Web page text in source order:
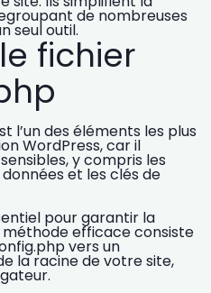
de nombreuses
seul outil.
fichier
l’un des éléments les plus
WordPress, car il
y compris les
et les clés de
pour garantir la
efficace consiste
vers un
la racine de votre site,